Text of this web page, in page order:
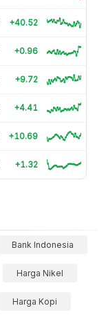
+40.52
+0.96
+9.72
+4.41
+10.69
+1.32
Bank Indonesia
Harga Nikel
Harga Kopi